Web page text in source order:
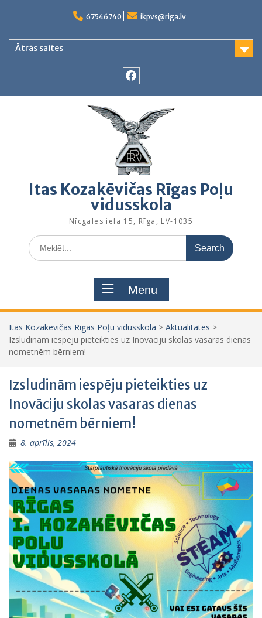
67546740 ikpvs@riga.lv
Ātrās saites
Itas Kozakēvičas Rīgas Poļu
vidusskola
Nīcgales iela 15, Rīga, LV-1035
Search
for:
Menu
Itas Kozakēvičas Rīgas Poļu vidusskola > Aktualitātes >
Izsludinām iespēju pieteikties uz Inovāciju skolas vasaras dienas
nometnēm bērniem!
Izsludinām iespēju pieteikties uz
Inovāciju skolas vasaras dienas
nometnēm bērniem!
8. aprīlis, 2024